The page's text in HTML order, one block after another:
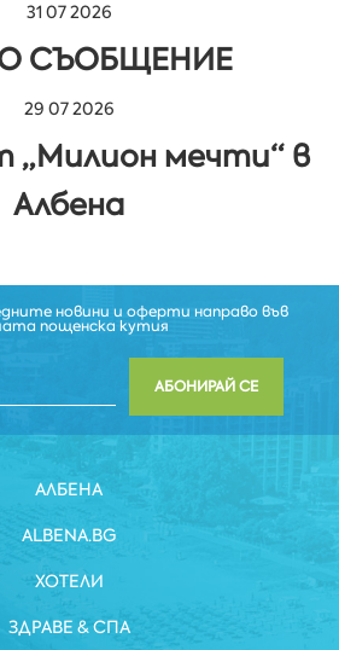
31 07 2026
СЪОБЩЕНИЕ
29 07 2026
„Милион мечти“ в
Албена
новини и оферти направо във
пощенска кутия
АБОНИРАЙ СЕ
АЛБЕНА
ALBENA.BG
ХОТЕЛИ
ЗДРАВЕ & СПА